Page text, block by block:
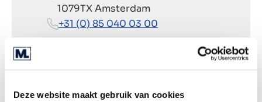
Deze website maakt gebruik van cookies
1079TX Amsterdam
+31 (0) 85 040 03 00